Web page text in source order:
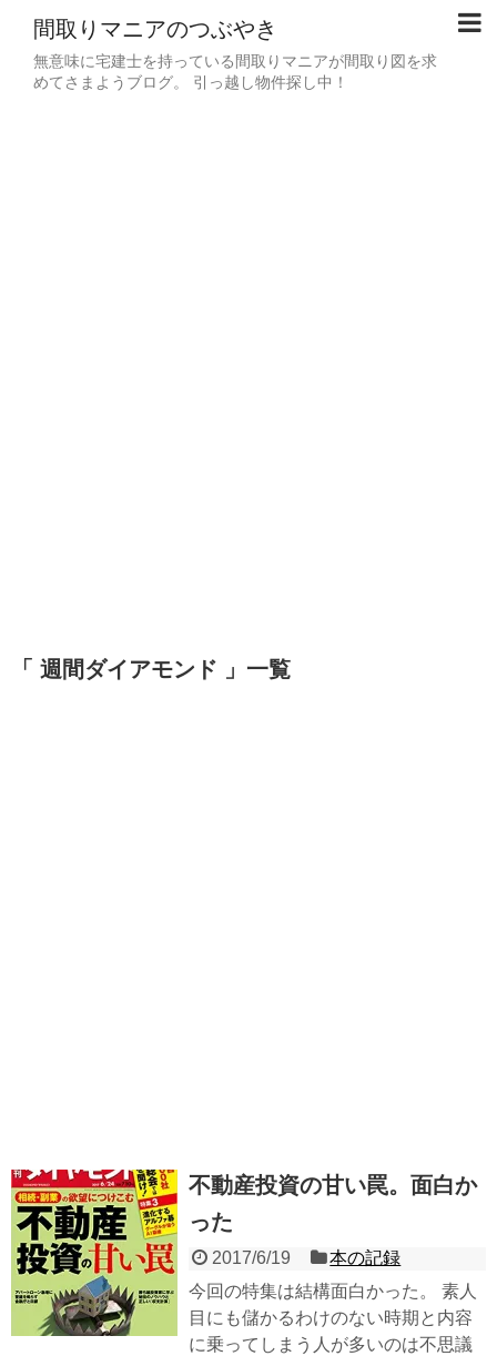
間取りマニアのつぶやき
無意味に宅建士を持っている間取りマニアが間取り図を求
めてさまようブログ。 引っ越し物件探し中！
「 週間ダイアモンド 」一覧
不動産投資の甘い罠。面白か
った
2017/6/19
本の記録
今回の特集は結構面白かった。 素人
目にも儲かるわけのない時期と内容
に乗ってしまう人が多いのは不思議